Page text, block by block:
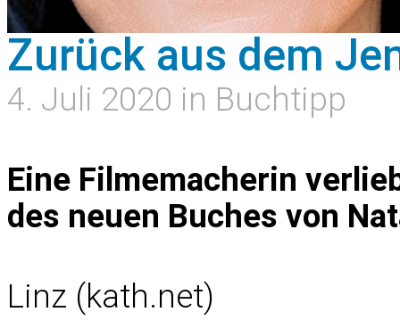
Zurück aus dem
4. Juli 2020 in Buchtipp
Eine Filmemacherin
des neuen Buches von
Linz (kath.net)